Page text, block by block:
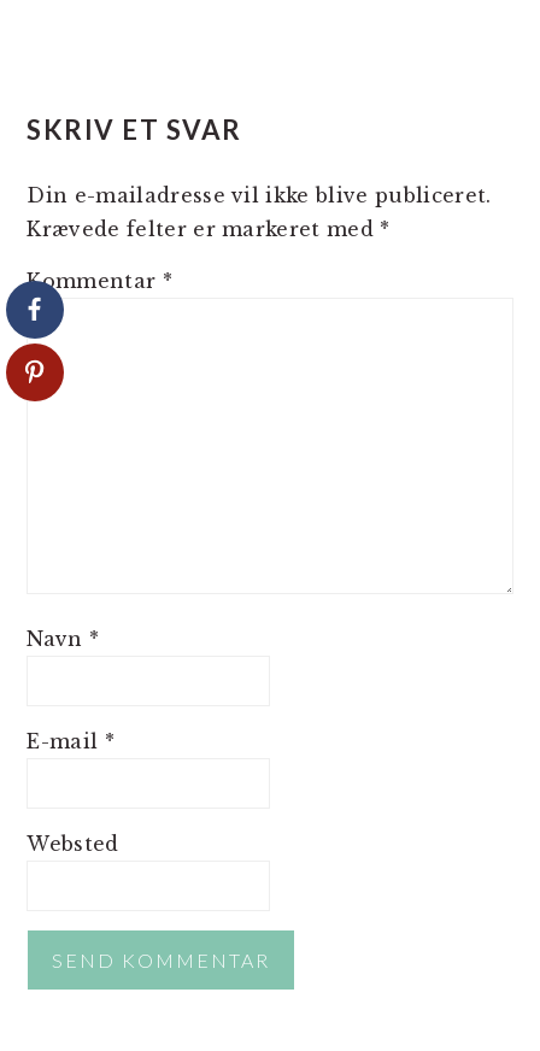
SKRIV ET SVAR
Din e-mailadresse vil ikke blive publiceret.
Krævede felter er markeret med *
Kommentar *
Navn *
E-mail *
Websted